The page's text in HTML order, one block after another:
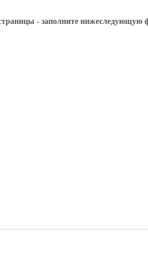
страницы - заполните